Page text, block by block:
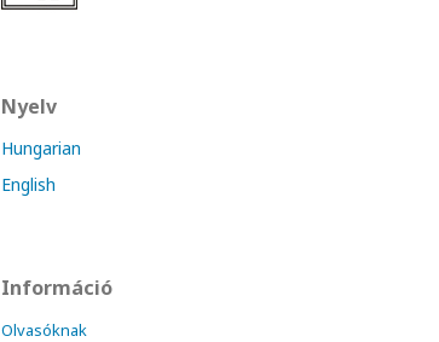
Nyelv
Hungarian
English
Információ
Olvasóknak